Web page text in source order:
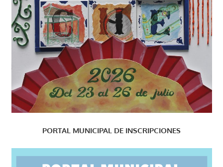
PORTAL MUNICIPAL DE INSCRIPCIONES